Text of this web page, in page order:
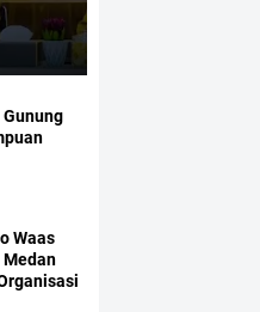
Waas
Medan